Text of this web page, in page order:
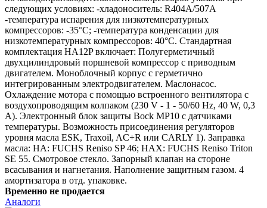
следующих условиях: -хладоноситель: R404A/507A
-температура испарения для низкотемпературных
компрессоров: -35°C; -температура конденсации для
низкотемпературных компрессоров: 40°C. Стандартная
комплектация HA12P включает: Полугерметичный
двухцилиндровый поршневой компрессор с приводным
двигателем. Моноблочный корпус с герметично
интегрированным электродвигателем. Маслонасос.
Охлаждение мотора с помощью встроенного вентилятора с
воздухопроводящим колпаком (230 V - 1 - 50/60 Hz, 40 W, 0,3
A). Электронный блок защиты Bock MP10 с датчиками
температуры. Возможность присоединения регуляторов
уровня масла ESK, Traxoil, AC+R или CARLY 1). Заправка
масла: HA: FUCHS Reniso SP 46; HAX: FUCHS Reniso Triton
SE 55. Смотровое стекло. Запорный клапан на стороне
всасывания и нагнетания. Наполнение защитным газом. 4
амортизатора в отд. упаковке.
Временно не продается
Аналоги